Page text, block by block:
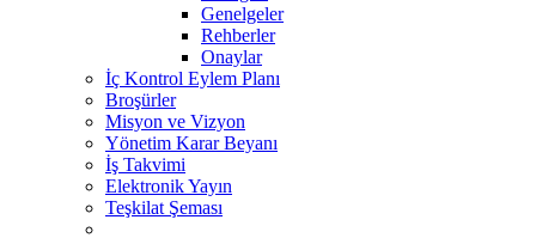
Genelgeler
Rehberler
Onaylar
İç Kontrol Eylem Planı
Broşürler
Misyon ve Vizyon
Yönetim Karar Beyanı
İş Takvimi
Elektronik Yayın
Teşkilat Şeması